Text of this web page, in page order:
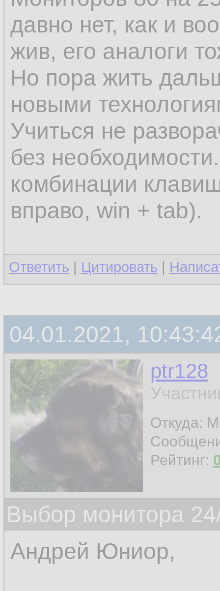
давно нет, как и
жив, его аналоги
Но пора жить
новыми
Учиться не
без
комбинации
вправо, win + tab).
Ответить | Цитировать |
04.01.2021,
ptr128
Откуда:
Рейтинг:
Выбор монитора
Андрей Юниор,